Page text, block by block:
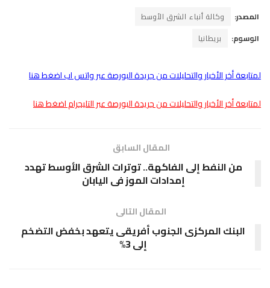
المصدر:
وكالة أنباء الشرق الأوسط
الوسوم:
بريطانيا
لمتابعة أخر الأخبار والتحليلات من جريدة البورصة عبر واتس اب اضغط هنا
لمتابعة أخر الأخبار والتحليلات من جريدة البورصة عبر التليجرام اضغط هنا
المقال السابق
من النفط إلى الفاكهة.. توترات الشرق الأوسط تهدد
إمدادات الموز فى اليابان
المقال التالى
البنك المركزى الجنوب أفريقى يتعهد بخفض التضخم
إلى 3%